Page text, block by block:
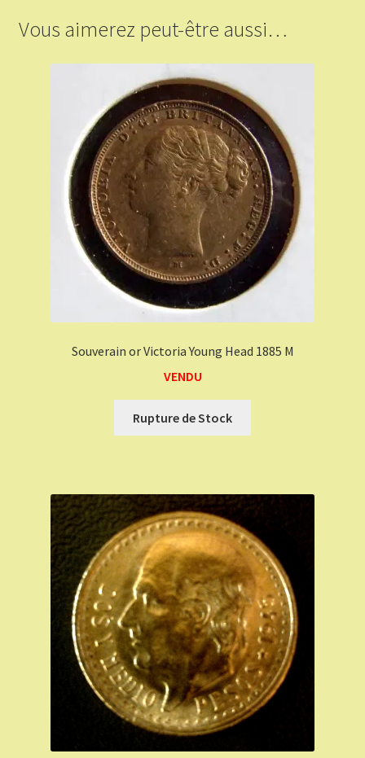
Vous aimerez peut-être aussi…
Souverain or Victoria Young Head 1885 M
VENDU
Rupture de Stock